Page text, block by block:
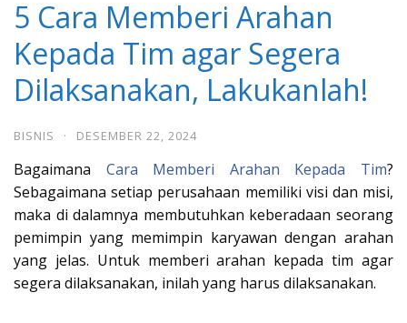
5 Cara Memberi Arahan
Kepada Tim agar Segera
Dilaksanakan, Lakukanlah!
BISNIS · DESEMBER 22, 2024
Bagaimana Cara Memberi Arahan Kepada Tim?
Sebagaimana setiap perusahaan memiliki visi dan misi,
maka di dalamnya membutuhkan keberadaan seorang
pemimpin yang memimpin karyawan dengan arahan
yang jelas. Untuk memberi arahan kepada tim agar
segera dilaksanakan, inilah yang harus dilaksanakan.